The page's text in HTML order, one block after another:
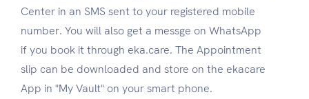
Center in an SMS sent to your registered mobile
number. You will also get a messge on WhatsApp
if you book it through eka.care. The Appointment
slip can be downloaded and store on the ekacare
App in "My Vault" on your smart phone.